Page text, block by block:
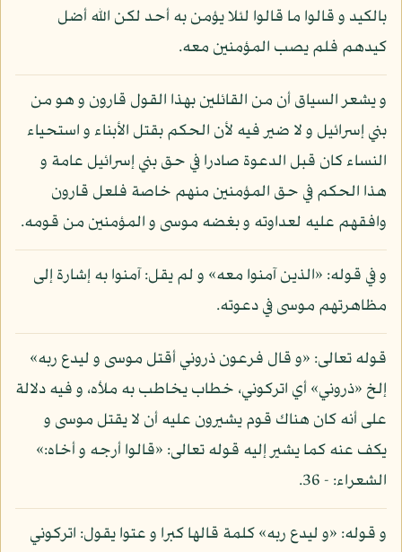
بالكيد و قالوا ما قالوا لئلا يؤمن به أحد لكن الله أضل
كيدهم فلم يصب المؤمنين معه.
و يشعر السياق أن من القائلين بهذا القول قارون و هو من
بني إسرائيل و لا ضير فيه لأن الحكم بقتل الأبناء و استحياء
النساء كان قبل الدعوة صادرا في حق بني إسرائيل عامة و
هذا الحكم في حق المؤمنين منهم خاصة فلعل قارون
وافقهم عليه لعداوته و بغضه موسى و المؤمنين من قومه.
و في قوله: «الذين آمنوا معه» و لم يقل: آمنوا به إشارة إلى
مظاهرتهم موسى في دعوته.
قوله تعالى: «و قال فرعون ذروني أقتل موسى و ليدع ربه»
إلخ «ذروني» أي اتركوني، خطاب يخاطب به ملأه، و فيه دلالة
على أنه كان هناك قوم يشيرون عليه أن لا يقتل موسى و
يكف عنه كما يشير إليه قوله تعالى: «قالوا أرجه و أخاه:»
الشعراء: - 36.
و قوله: «و ليدع ربه» كلمة قالها كبرا و عتوا يقول: اتركوني